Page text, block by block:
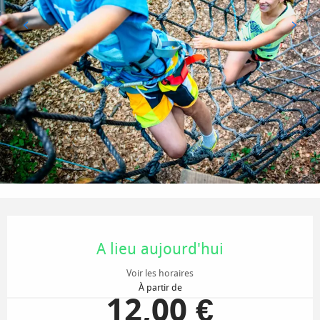
A lieu aujourd'hui
Voir les horaires
À partir de
12,00 €